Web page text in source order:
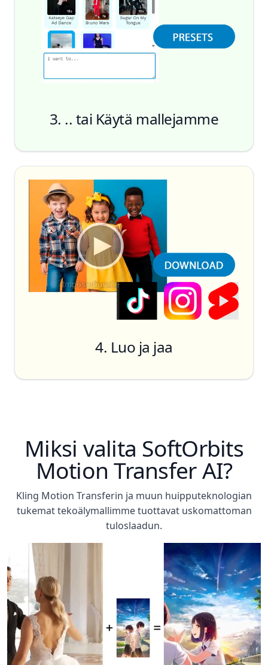
3. .. tai Käytä mallejamme
4. Luo ja jaa
Miksi valita SoftOrbits
Motion Transfer AI?
Kling Motion Transferin ja muun huipputeknologian
tukemat tekoälymallimme tuottavat uskomattoman
tuloslaadun.